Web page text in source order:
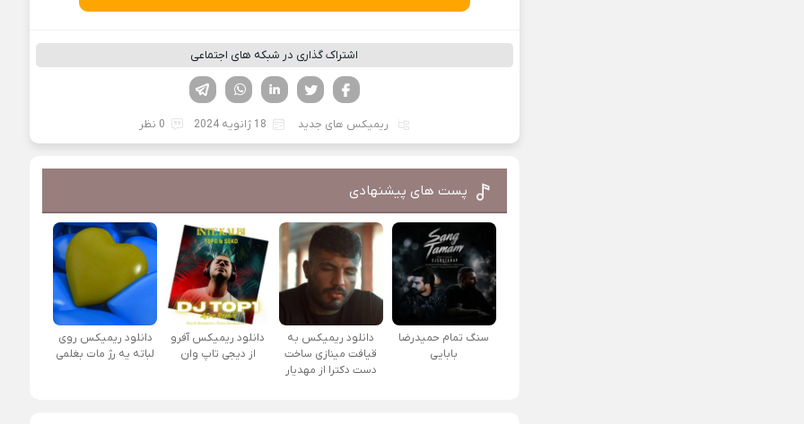
اشتراک گذاری در شبکه های اجتماعی
لینکدین تویتر
فیسوک
ریمیکس های جدید 18 ژانویه 2024 0 نظر
پست های پیشنهادی
سنگ تمام حمیدرضا
بابایی
دانلود ریمیکس به
قیافت مینازی ساخت
دست دکترا از مهدیار
دانلود ریمیکس آفرو
از ديجی تاپ وان
دانلود ریمیکس روی
لباته یه رژ مات بغلمی